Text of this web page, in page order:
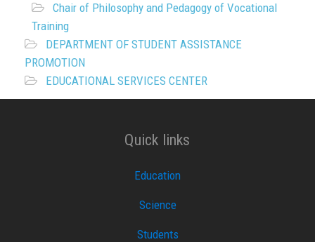
Chair of Philosophy and Pedagogy of Vocational
Training
DEPARTMENT OF STUDENT ASSISTANCE
PROMOTION
EDUCATIONAL SERVICES CENTER
Quick links
Education
Science
Students